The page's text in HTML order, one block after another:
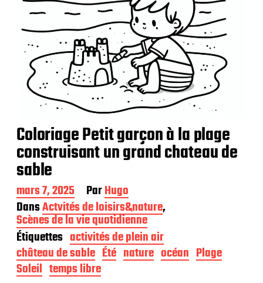
Coloriage Petit garçon à la plage
construisant un grand chateau de
sable
D
a
t
e
d
e
p
u
mars 7, 2025 ParHugo
DansActvités de loisirs&nature,
Scènes de la vie quotidienne
Étiquettes activités de plein air
château de sable Été nature océan Plage
Soleil temps libre